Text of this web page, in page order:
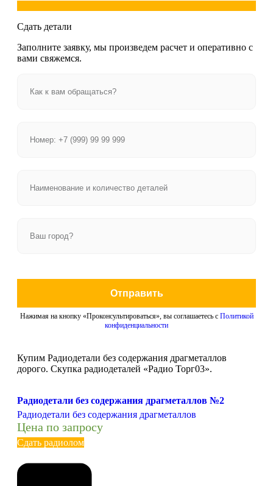
Сдать детали
Заполните заявку, мы произведем расчет и оперативно с
вами свяжемся.
Отправить
Нажимая на кнопку «Проконсультироваться», вы соглашаетесь с Политикой
конфиденциальности
Купим Радиодетали без содержания драгметаллов
дорого. Скупка радиодеталей «Радио Торг03».
Радиодетали без содержания драгметаллов №2
Радиодетали без содержания драгметаллов
Цена по запросу
Сдать радиолом